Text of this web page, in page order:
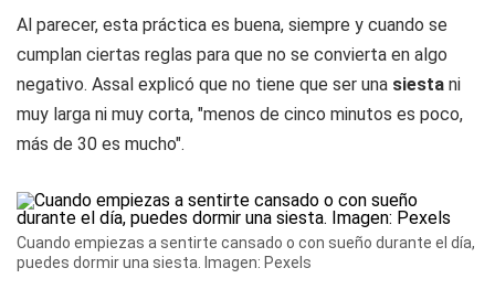
Al parecer, esta práctica es buena, siempre y cuando se
cumplan ciertas reglas para que no se convierta en algo
negativo. Assal explicó que no tiene que ser una siesta ni
muy larga ni muy corta, "menos de cinco minutos es poco,
más de 30 es mucho".
Cuando empiezas a sentirte cansado o con sueño durante el día,
puedes dormir una siesta. Imagen: Pexels